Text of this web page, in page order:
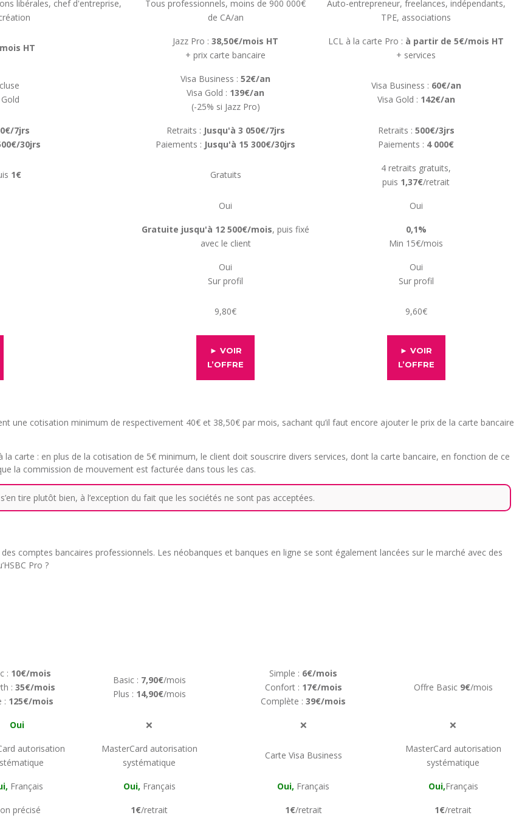
libérales, chef d'entreprise,
Tous professionnels, moins de 900 000€
de CA/an
Auto-entrepreneur, freelances, indépendants,
TPE, associations
HT
Jazz Pro : 38,50€/mois HT
+ prix carte bancaire
LCL à la carte Pro : à partir de 5€/mois HT
+ services
Visa Business : 52€/an
Visa Gold : 139€/an
(-25% si Jazz Pro)
Visa Business : 60€/an
Visa Gold : 142€/an
7jrs
30jrs
Retraits : Jusqu'à 3 050€/7jrs
Paiements : Jusqu'à 15 300€/30jrs
Retraits : 500€/3jrs
Paiements : 4 000€
1€ Gratuits
4 retraits gratuits,
puis 1,37€/retrait
Oui Oui
Gratuite jusqu'à 12 500€/mois, puis fixé
avec le client
0,1%
Min 15€/mois
Oui
Sur profil
Oui
Sur profil
9,80€ 9,60€
► VOIR
L’OFFRE
► VOIR
L’OFFRE
une cotisation minimum de respectivement 40€ et 38,50€ par mois, sachant qu’il faut encore ajouter le prix de la carte bancaire
la carte : en plus de la cotisation de 5€ minimum, le client doit souscrire divers services, dont la carte bancaire, en fonction de ce
la commission de mouvement est facturée dans tous les cas.
tire plutôt bien, à l’exception du fait que les sociétés ne sont pas acceptées.
comptes bancaires professionnels. Les néobanques et banques en ligne se sont également lancées sur le marché avec des
Pro ?
: 10€/mois
: 35€/mois
: 125€/mois
Basic : 7,90€/mois
Plus : 14,90€/mois
Simple : 6€/mois
Confort : 17€/mois
Complète : 39€/mois
Offre Basic 9€/mois
Oui ❌ ❌ ❌
autorisation
MasterCard autorisation
systématique
Carte Visa Business
MasterCard autorisation
systématique
Français Oui, Français Oui, Français Oui,Français
précisé 1€/retrait 1€/retrait 1€/retrait